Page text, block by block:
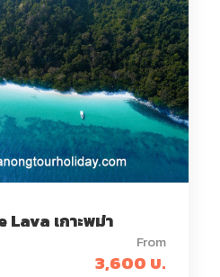
Lava เกาะพม่า
From
3,600 บ.